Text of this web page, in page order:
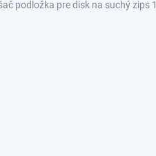
podložka pre disk na suchý zips